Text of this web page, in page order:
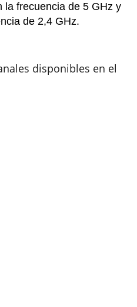
la frecuencia de 5 GHz y
de 2,4 GHz.
disponibles en el